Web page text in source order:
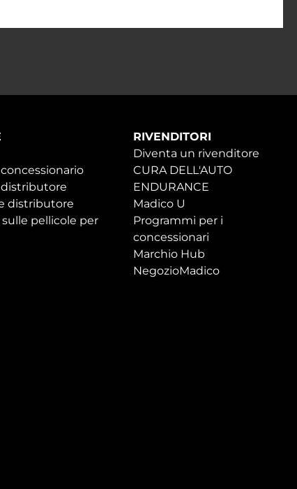
distributore
distributore
sulle pellicole per
RIVENDITORI
Diventa un rivenditore
CURA DELL'AUTO
ENDURANCE
Madico U
Programmi per i
concessionari
Marchio Hub
NegozioMadico